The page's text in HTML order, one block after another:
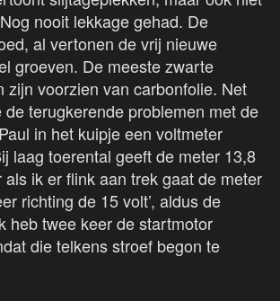
nooit lekkage gehad. De
al vertonen de vrij nieuwe
groeven. De meeste zwarte
zijn voorzien van carbonfolie. Net
de terugkerende problemen met de
in het kuipje een voltmeter
laag toerental geeft de meter 13,8
als ik er flink aan trek gaat de meter
richting de 15 volt’, aldus de
heb twee keer de startmotor
die telkens stroef begon te